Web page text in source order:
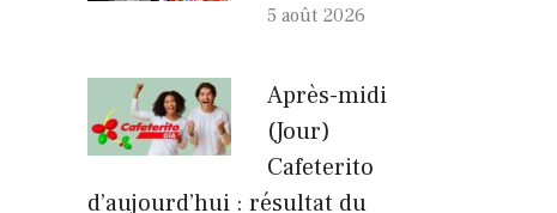
5 août 2026
Après-midi
(Jour)
Cafeterito
d’aujourd’hui : résultat du